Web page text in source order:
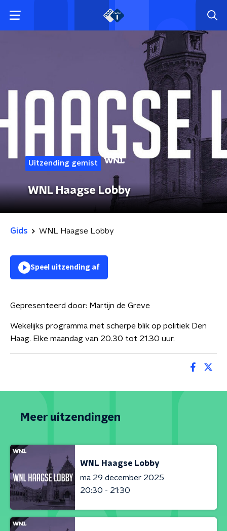
Uitzending gemist
WNL Haagse Lobby
Gids WNL Haagse Lobby
Speel uitzending af
Gepresenteerd door: Martijn de Greve
Wekelijks programma met scherpe blik op politiek Den
Haag. Elke maandag van 20.30 tot 21.30 uur.
Meer uitzendingen
WNL Haagse Lobby
ma 29 december 2025
20:30 - 21:30